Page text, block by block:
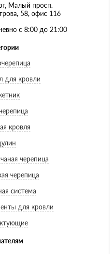
Малый просп.
58, офис 116
с 8:00 до 21:00
для кровли
кровля
черепица
черепица
система
для кровли